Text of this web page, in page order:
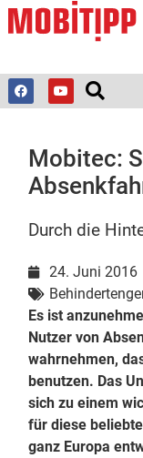
Mobitec:
Durch die
24. Juni 2016
Es ist
Nutzer von
wahrnehmen,
benutzen. Das
sich zu einem
für diese
ganz Europa